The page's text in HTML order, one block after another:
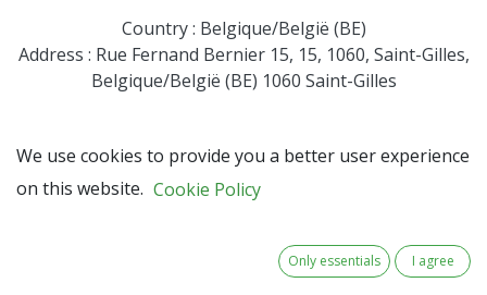
Country : Belgique/België (BE)
Address : Rue Fernand Bernier 15, 15, 1060, Saint-Gilles,
Belgique/België (BE) 1060 Saint-Gilles
We use cookies to provide you a better user experience
on this website. Cookie Policy
Only essentials I agree